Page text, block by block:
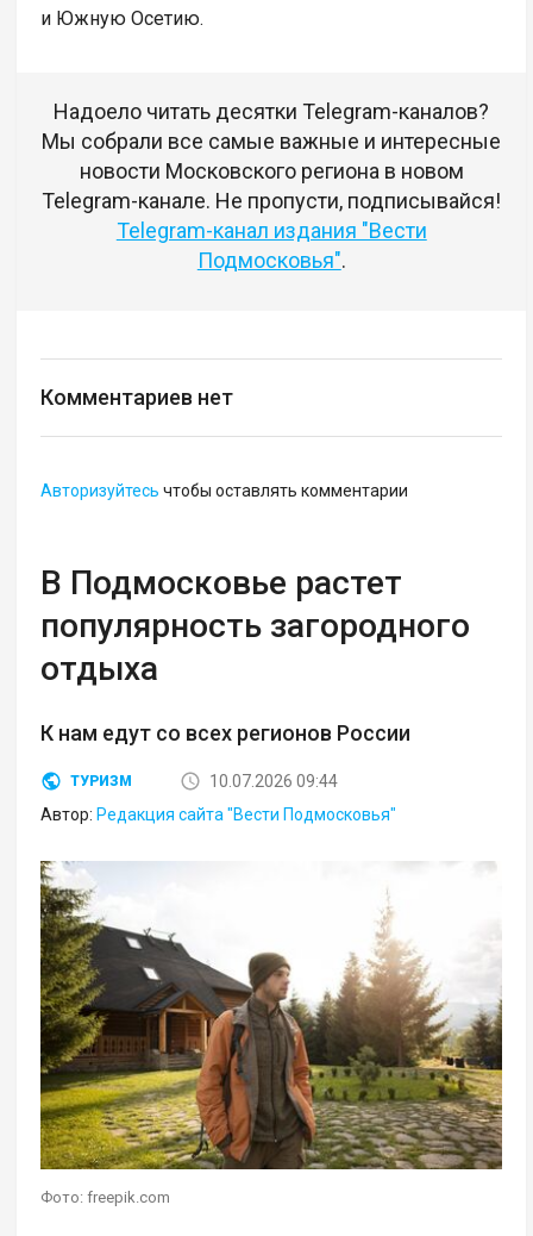
и Южную Осетию.
Надоело читать десятки Telegram-каналов?
Мы собрали все самые важные и интересные
новости Московского региона в новом
Telegram-канале. Не пропусти, подписывайся!
Telegram-канал издания "Вести
Подмосковья".
Комментариев нет
Авторизуйтесь чтобы оставлять комментарии
В Подмосковье растет
популярность загородного
отдыха
К нам едут со всех регионов России
ТУРИЗМ
10.07.2026 09:44
Автор: Редакция сайта "Вести Подмосковья"
Фото: freepik.com